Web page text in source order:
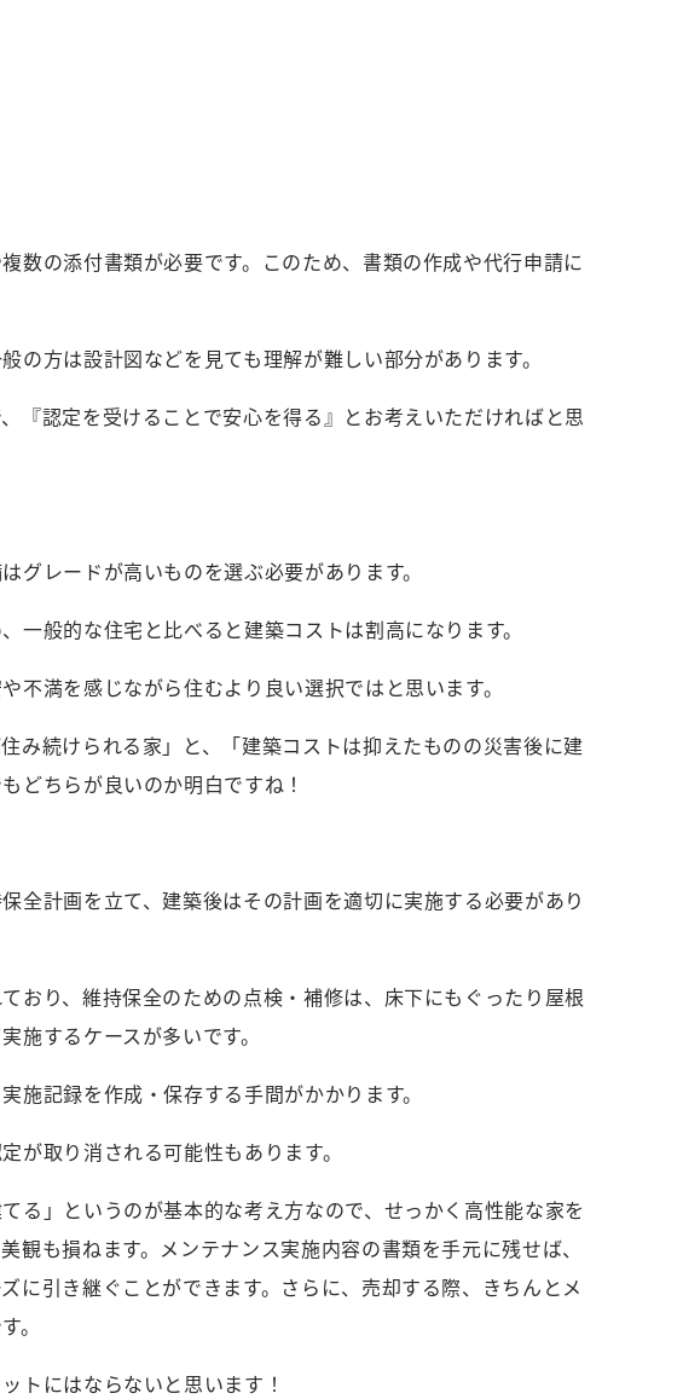
数の添付書類が必要です。このため、書類の作成や代行申請に
方は設計図などを見ても理解が難しい部分があります。
『認定を受けることで安心を得る』とお考えいただければと思
レードが高いものを選ぶ必要があります。
般的な住宅と比べると建築コストは割高になります。
満を感じながら住むより良い選択ではと思います。
み続けられる家」と、「建築コストは抑えたものの災害後に建
どちらが良いのか明白ですね！
全計画を立て、建築後はその計画を適切に実施する必要があり
おり、維持保全のための点検・補修は、床下にもぐったり屋根
施するケースが多いです。
記録を作成・保存する手間がかかります。
が取り消される可能性もあります。
る」というのが基本的な考え方なので、せっかく高性能な家を
も損ねます。メンテナンス実施内容の書類を手元に残せば、
に引き継ぐことができます。さらに、売却する際、きちんとメ
。
トにはならないと思います！